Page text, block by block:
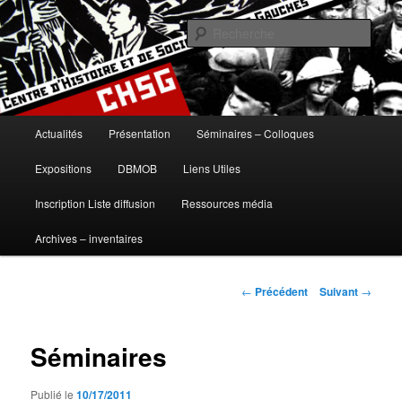
Aller
au
contenu
principalCentre d'Histoire et de Sociologie
des Gauches
histoire, gauches, gauche, communisme, syndicalisme, ouvrier, socialisme,
trotskysme, anarchisme, mouvement, emancipation, ULB
principal
Actualités Présentation Séminaires – Colloques
Expositions DBMOB Liens Utiles
Inscription Liste diffusion Ressources média
Archives – inventaires
Navigation
← Précédent Suivant →
Séminaires
Publié le10/17/2011